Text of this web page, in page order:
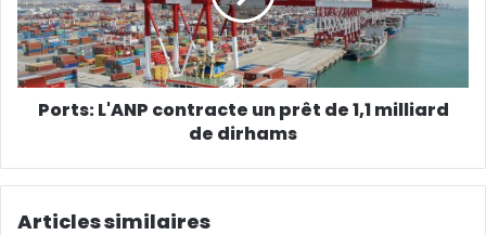
Ports: L'ANP contracte un prêt de 1,1 milliard
de dirhams
Articles similaires